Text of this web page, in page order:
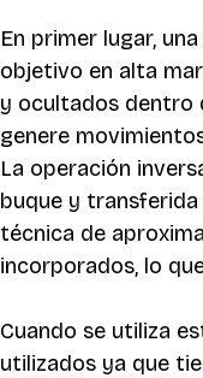
En primer lugar,
objetivo en alta
y ocultados
genere
La operación
buque y transferida
técnica de
incorporados, lo
Cuando se utiliza
utilizados ya que